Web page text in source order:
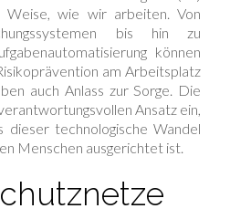
wie wir arbeiten. Von
bis hin zu
können
am Arbeitsplatz
auch Anlass zur Sorge. Die
Ansatz ein,
dieser technologische Wandel
Menschen ausgerichtet ist.